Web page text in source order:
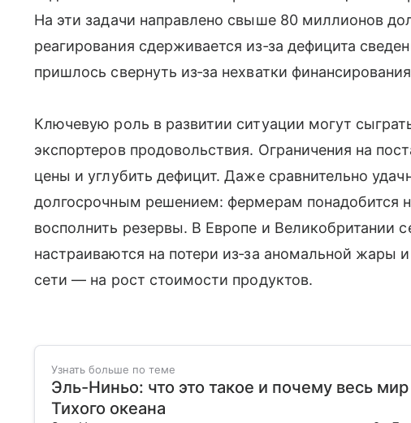
На эти задачи направлено свыше 80 миллионов
реагирования сдерживается из‑за дефицита
пришлось свернуть из‑за нехватки
Ключевую роль в развитии ситуации могут
экспортеров продовольствия. Ограничения на
цены и углубить дефицит. Даже сравнительно
долгосрочным решением: фермерам понадобится
восполнить резервы. В Европе и Великобритании
настраиваются на потери из‑за аномальной жары
сети — на рост стоимости продуктов.
Узнать больше по теме
Эль-Ниньо: что это такое и почему весь
Тихого океана